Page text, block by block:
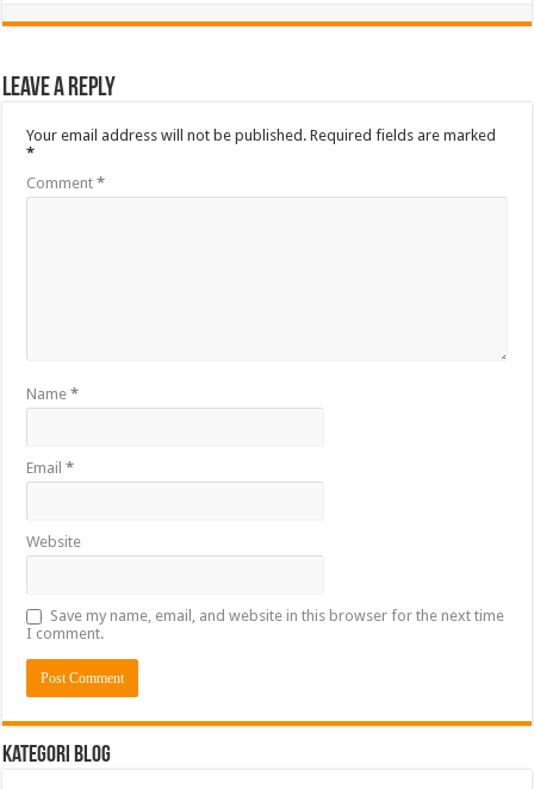
e
b
o
k
ai at
p
er
e
m
p
n
k
ar
Leave a Reply
Your email address will not be published. Required fields are marked
*
Comment*
Name*
Email*
Website
Save my name, email, and website in this browser for the next time
I comment.
Kategori Blog